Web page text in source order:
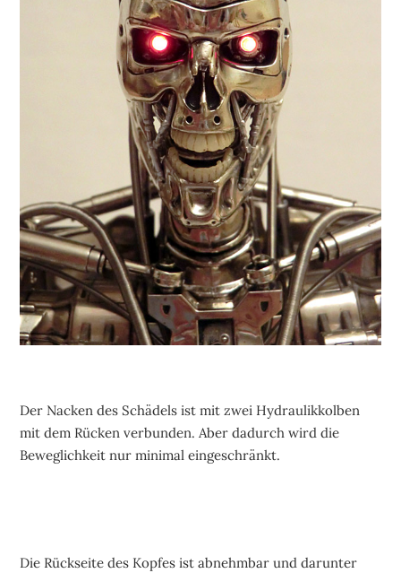
Der Nacken des Schädels ist mit zwei Hydraulikkolben
mit dem Rücken verbunden. Aber dadurch wird die
Beweglichkeit nur minimal eingeschränkt.
Die Rückseite des Kopfes ist abnehmbar und darunter